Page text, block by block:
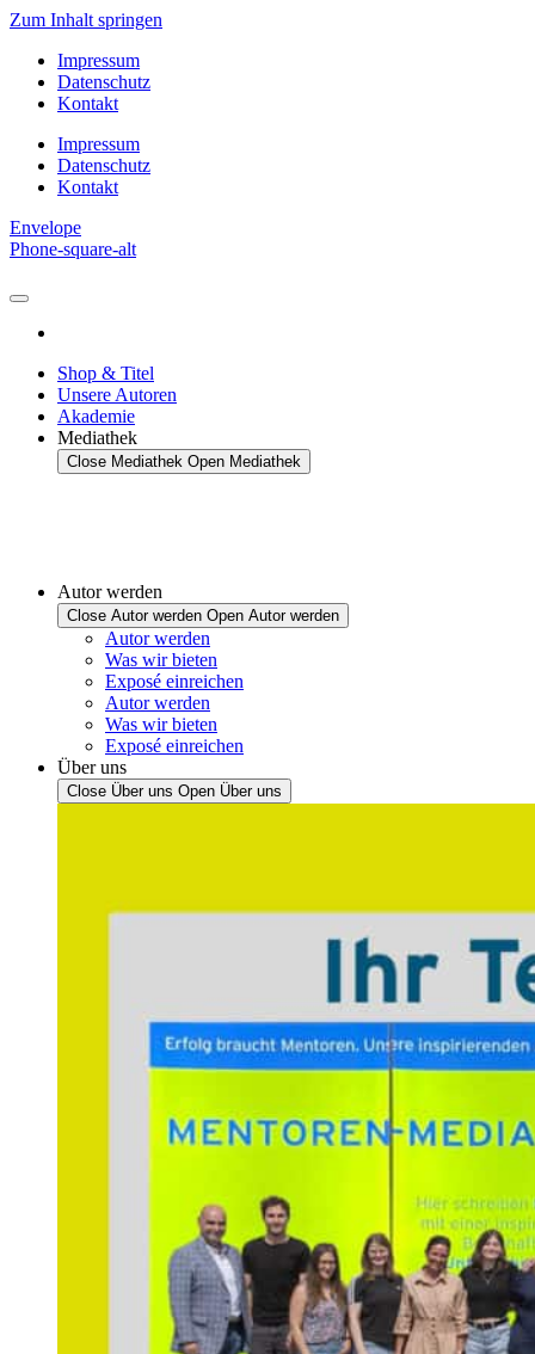
Zum Inhalt springen
Impressum
Datenschutz
Kontakt
Impressum
Datenschutz
Kontakt
Envelope
Phone-square-alt
Shop & Titel
Unsere Autoren
Akademie
Mediathek
Close Mediathek Open Mediathek
Autor werden
Close Autor werden Open Autor werden
Autor werden
Was wir bieten
Exposé einreichen
Autor werden
Was wir bieten
Exposé einreichen
Über uns
Close Über uns Open Über uns